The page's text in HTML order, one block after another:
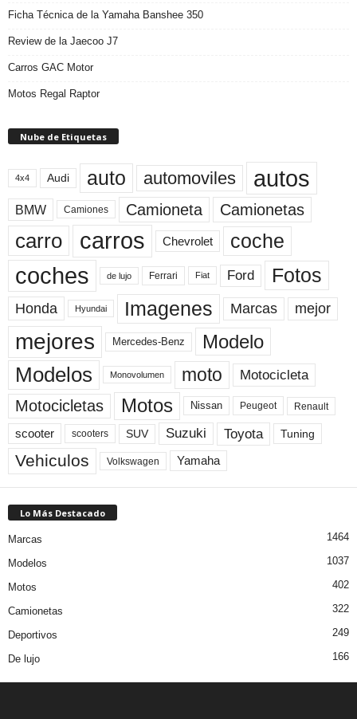
Ficha Técnica de la Yamaha Banshee 350
Review de la Jaecoo J7
Carros GAC Motor
Motos Regal Raptor
Nube de Etiquetas
4x4 Audi auto automoviles autos
BMW Camiones Camioneta Camionetas
carro carros Chevrolet coche
coches de lujo Ferrari Fiat Ford Fotos
Honda Hyundai Imagenes Marcas mejor
mejores Mercedes-Benz Modelo
Modelos Monovolumen moto Motocicleta
Motocicletas Motos Nissan Peugeot Renault
scooter scooters SUV Suzuki Toyota Tuning
Vehiculos Volkswagen Yamaha
Lo Más Destacado
Marcas 1464
Modelos 1037
Motos 402
Camionetas 322
Deportivos 249
De lujo 166